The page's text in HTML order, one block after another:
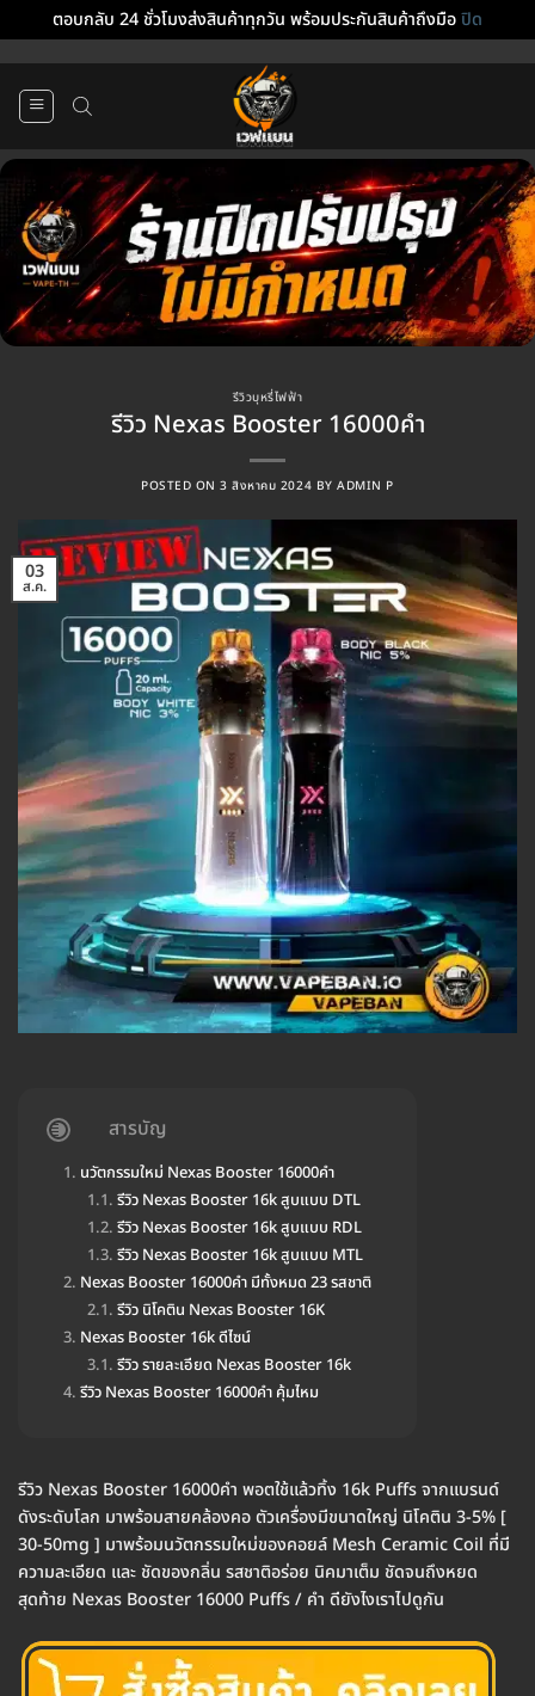
ตอบกลับ 24 ชั่วโมงส่งสินค้าทุกวัน พร้อมประกันสินค้าถึงมือปิด
รีวิวบุหรี่ไฟฟ้า
รีวิว Nexas Booster 16000คำ
POSTED ON3 สิงหาคม 2024 BYADMIN P
03
ส.ค.
สารบัญ
นวัตกรรมใหม่ Nexas Booster 16000คำ
รีวิว Nexas Booster 16k สูบแบบ DTL
รีวิว Nexas Booster 16k สูบแบบ RDL
รีวิว Nexas Booster 16k สูบแบบ MTL
Nexas Booster 16000คำ มีทั้งหมด 23 รสชาติ
รีวิว นิโคติน Nexas Booster 16K
Nexas Booster 16k ดีไซน์
รีวิว รายละเอียด Nexas Booster 16k
รีวิว Nexas Booster 16000คำ คุ้มไหม
รีวิว Nexas Booster 16000คำ พอตใช้แล้วทิ้ง 16k Puffs จากแบรนด์
ดังระดับโลก มาพร้อมสายคล้องคอ ตัวเครื่องมีขนาดใหญ่ นิโคติน 3-5% [
30-50mg ] มาพร้อมนวัตกรรมใหม่ของคอยล์ Mesh Ceramic Coil ที่มี
ความละเอียด และ ชัดของกลิ่น รสชาติอร่อย นิคมาเต็ม ชัดจนถึงหยด
สุดท้าย Nexas Booster 16000 Puffs / คำ ดียังไงเราไปดูกัน